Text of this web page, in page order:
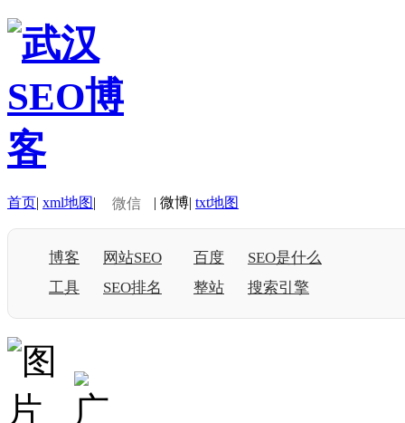
首页| xml地图| 微信 | 微博| txt地图
博客 网站SEO 百度
SEO是什么
工具
SEO排名 整站 搜索引擎